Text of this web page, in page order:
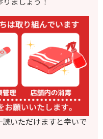
いただけますと幸いで